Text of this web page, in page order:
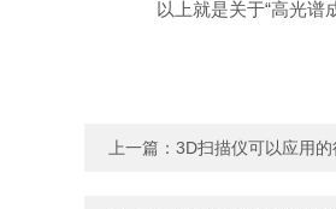
以上就是关于“高光谱成
上一篇： 3D扫描仪可以应用